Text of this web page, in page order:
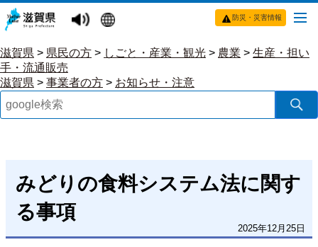
防災・災害情報
滋賀県 > 県民の方 > しごと・産業・観光 > 農業 > 生産・担い
手・流通販売
滋賀県 > 事業者の方 > お知らせ・注意
みどりの食料システム法に関す
る事項
2025年12月25日